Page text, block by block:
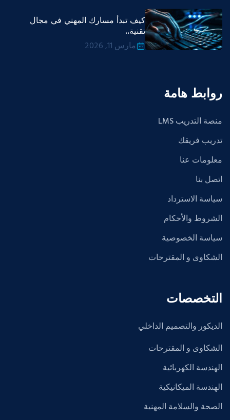
كيف تبدأ مسارك المهني في مجال
تقنية..
مارس 11, 2026
روابط هامة
منصة التدريب LMS
تدريب فريقك
معلومات عنا
اتصل بنا
سياسة الاسترداد
الشروط والأحكام
سياسة الخصوصية
الشكاوى و المقترحات
التخصصات
الديكور والتصميم الداخلي
الشكاوى و المقترحات
الهندسة الكهربائية
الهندسة الميكانيكية
الصحة والسلامة المهنية